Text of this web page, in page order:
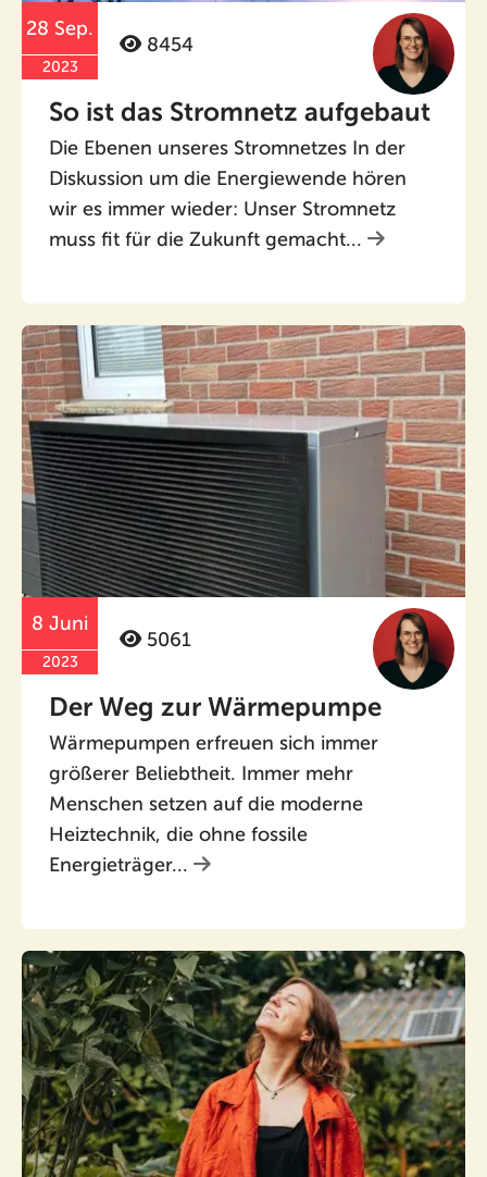
28 Sep.
2023
8454
So ist das Stromnetz aufgebaut
Die Ebenen unseres Stromnetzes In der
Diskussion um die Energiewende hören
wir es immer wieder: Unser Stromnetz
muss fit für die Zukunft gemacht...
8 Juni
2023
5061
Der Weg zur Wärmepumpe
Wärmepumpen erfreuen sich immer
größerer Beliebtheit. Immer mehr
Menschen setzen auf die moderne
Heiztechnik, die ohne fossile
Energieträger...